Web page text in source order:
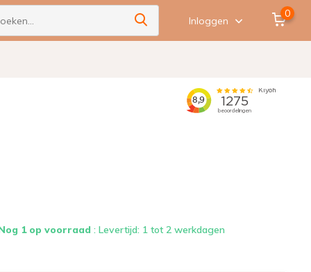
Inloggen
0
1 op voorraad: Levertijd: 1 tot 2 werkdagen